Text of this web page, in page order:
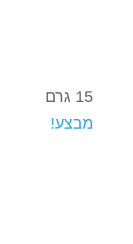
15 גרם
מבצע!